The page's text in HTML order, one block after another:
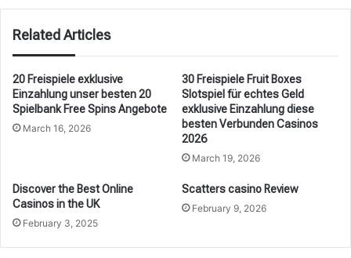
Related Articles
20 Freispiele exklusive
Einzahlung unser besten 20
Spielbank Free Spins Angebote
March 16, 2026
30 Freispiele Fruit Boxes
Slotspiel für echtes Geld
exklusive Einzahlung diese
besten Verbunden Casinos
2026
March 19, 2026
Discover the Best Online
Casinos in the UK
February 3, 2025
Scatters casino Review
February 9, 2026